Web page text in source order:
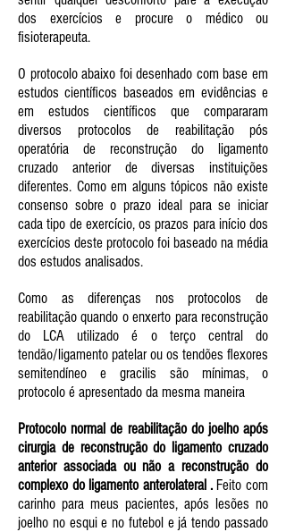
dos exercícios e procure o médico ou
fisioterapeuta.
O protocolo abaixo foi desenhado com base em
estudos científicos baseados em evidências e
em estudos científicos que compararam
diversos protocolos de reabilitação pós
operatória de reconstrução do ligamento
cruzado anterior de diversas instituições
diferentes. Como em alguns tópicos não existe
consenso sobre o prazo ideal para se iniciar
cada tipo de exercício, os prazos para início dos
exercícios deste protocolo foi baseado na média
dos estudos analisados.
Como as diferenças nos protocolos de
reabilitação quando o enxerto para reconstrução
do LCA utilizado é o terço central do
tendão/ligamento patelar ou os tendões flexores
semitendíneo e gracilis são mínimas, o
protocolo é apresentado da mesma maneira
Protocolo normal de reabilitação do joelho após
cirurgia de reconstrução do ligamento cruzado
anterior associada ou não a reconstrução do
complexo do ligamento anterolateral .Feito com
carinho para meus pacientes, após lesões no
joelho no esqui e no futebol e já tendo passado